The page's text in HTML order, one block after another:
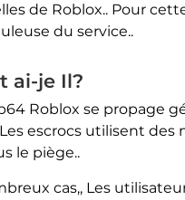
de Roblox.. Pour
du service..
ai-je Il?
Roblox se propage
escrocs utilisent
le piège..
cas,, Les